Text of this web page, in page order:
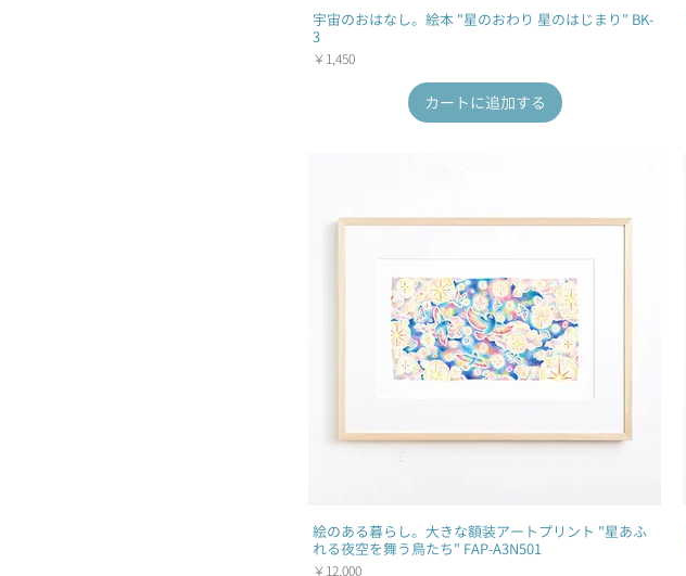
宇宙のおはなし。絵本 "星のおわり 星のはじまり" BK-
3
価格
￥1,450
カートに追加する
絵のある暮らし。大きな額装アートプリント "星あふ
れる夜空を舞う鳥たち" FAP-A3N501
価格
￥12,000